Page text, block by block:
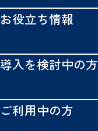
お役立ち情報
導入を検討中の方
ご利用中の方